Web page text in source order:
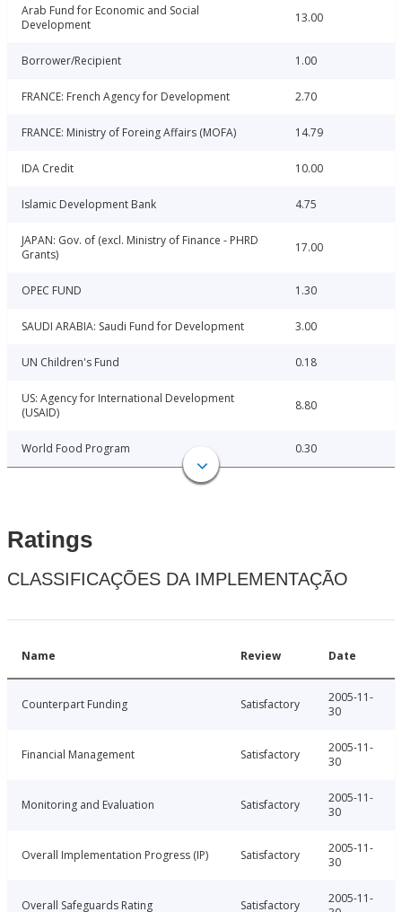
Arab Fund for Economic and Social
Development
13.00
Borrower/Recipient 1.00
FRANCE: French Agency for Development 2.70
FRANCE: Ministry of Foreing Affairs (MOFA) 14.79
IDA Credit 10.00
Islamic Development Bank 4.75
JAPAN: Gov. of (excl. Ministry of Finance - PHRD
Grants)
17.00
OPEC FUND 1.30
SAUDI ARABIA: Saudi Fund for Development 3.00
UN Children's Fund 0.18
US: Agency for International Development
(USAID)
8.80
World Food Program 0.30
Ratings
CLASSIFICAÇÕES DA IMPLEMENTAÇÃO
Name Review Date
Counterpart Funding Satisfactory
2005-11-
30
Financial Management Satisfactory
2005-11-
30
Monitoring and Evaluation Satisfactory
2005-11-
30
Overall Implementation Progress (IP) Satisfactory
2005-11-
30
Overall Safeguards Rating Satisfactory
2005-11-